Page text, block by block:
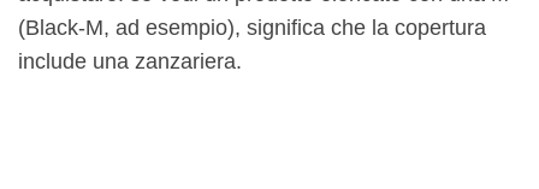
(Black-M, ad esempio), significa che la copertura
include una zanzariera.